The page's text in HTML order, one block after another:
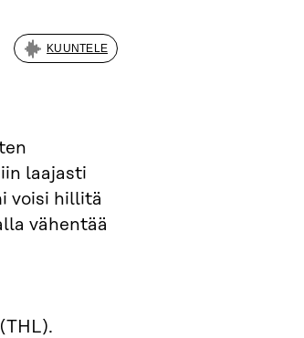
KUUNTELE
laajasti
voisi hillitä
vähentää